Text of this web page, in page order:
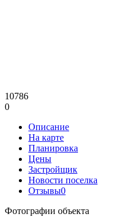
10786
0
Описание
На карте
Планировка
Цены
Застройщик
Новости поселка
Отзывы0
Фотографии объекта